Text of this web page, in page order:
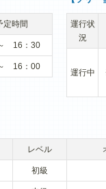
定時間
16：30
16：00
運行状
況
運行中
レベル
初級